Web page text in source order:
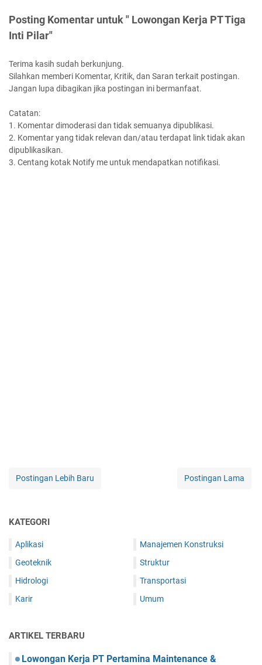
Posting Komentar untuk " Lowongan Kerja PT Tiga
Inti Pilar"
Terima kasih sudah berkunjung.
Silahkan memberi Komentar, Kritik, dan Saran terkait postingan.
Jangan lupa dibagikan jika postingan ini bermanfaat.
Catatan:
1. Komentar dimoderasi dan tidak semuanya dipublikasi.
2. Komentar yang tidak relevan dan/atau terdapat link tidak akan
dipublikasikan.
3. Centang kotak Notify me untuk mendapatkan notifikasi.
Postingan Lebih Baru Postingan Lama
KATEGORI
Aplikasi
Geoteknik
Hidrologi
Karir
Manajemen Konstruksi
Struktur
Transportasi
Umum
ARTIKEL TERBARU
Lowongan Kerja PT Pertamina Maintenance &